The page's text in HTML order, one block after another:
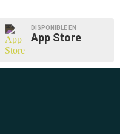
DISPONIBLE EN
App Store